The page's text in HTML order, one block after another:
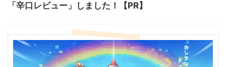
「辛口レビュー」しました！【PR】